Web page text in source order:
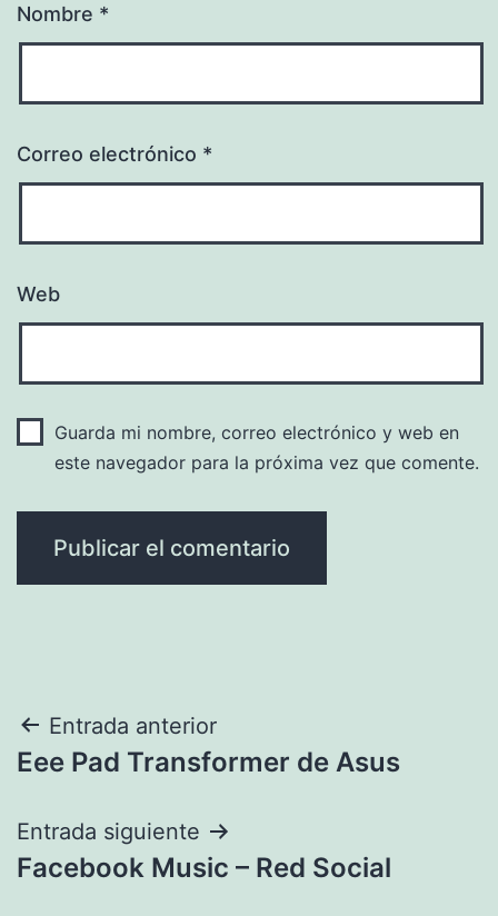
Nombre *
Correo electrónico *
Web
Guarda mi nombre, correo electrónico y web en
este navegador para la próxima vez que comente.
Navegación
de
entradas
Entrada anterior
Eee Pad Transformer de Asus
Entrada siguiente
Facebook Music – Red Social